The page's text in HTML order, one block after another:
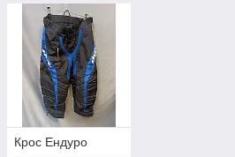
Крос Ендуро